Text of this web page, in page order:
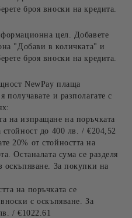
броя вноски на кредита.
цел. Добавете
"Добави в количката" и
броя вноски на кредита.
NewPay плаща
и разполагате с
на изпращане на поръчката
до 400 лв. / €204,52
20% от стойността на
Останалата сума се разделя
оскъпяване. За покупки на
на поръчката се
с оскъпяване. За
/ €1022.61